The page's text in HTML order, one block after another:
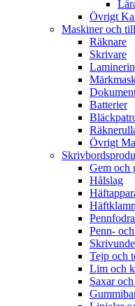
Övrigt
Maskiner och
Räknare
Skrivare
Batterier
Övrigt
Gem och
Hålslag
Penn-
Tejp och
Lim och
Saxar